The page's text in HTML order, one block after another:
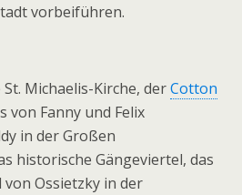
vorbeiführen.
Michaelis-Kirche, derCotton
von Fanny und Felix
in der Großen
historische Gängeviertel, das
Ossietzky in der